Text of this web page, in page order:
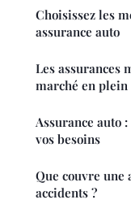
Choisissez les
assurance auto
Les assurances
marché en plein
Assurance auto
vos besoins
Que couvre une
accidents ?